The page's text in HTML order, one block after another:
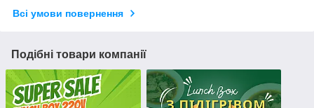
Всі умови повернення
Подібні товари компанії